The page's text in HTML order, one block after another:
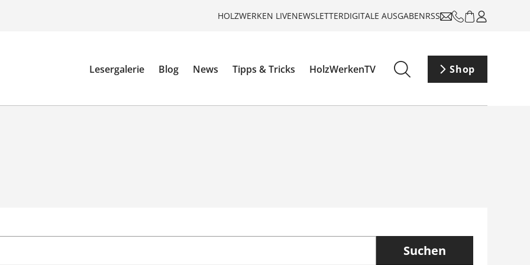
HOLZWERKEN LIVENEWSLETTERDIGITALE AUSGABENRSS
Lesergalerie Blog News Tipps & Tricks HolzWerkenTV Shop
Suchen